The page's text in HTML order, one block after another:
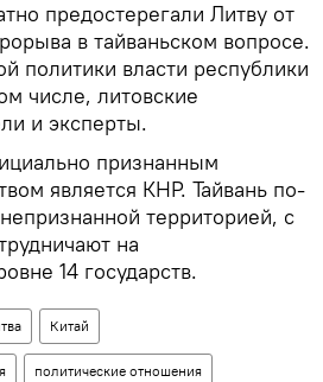
предостерегали Литву от
в тайваньском вопросе.
политики власти республики
числе, литовские
и эксперты.
признанным
является КНР. Тайвань по-
территорией, с
на
14 государств.
Китай
политические отношения